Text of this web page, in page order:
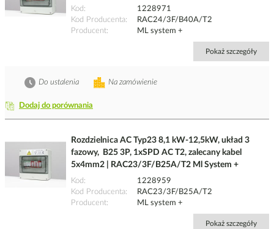
Kod
1228971
Kod Producenta
RAC24/3F/B40A/T2
Producent
ML system +
Pokaż szczegóły
Dodaj do porównania
Na zamówienie
Do ustalenia
Rozdzielnica AC Typ23 8,1 kW-12,5kW, układ 3
fazowy, B25 3P, 1xSPD AC T2, zalecany kabel
5x4mm2 | RAC23/3F/B25A/T2 Ml System +
Kod
1228959
Kod Producenta
RAC23/3F/B25A/T2
Producent
ML system +
Pokaż szczegóły